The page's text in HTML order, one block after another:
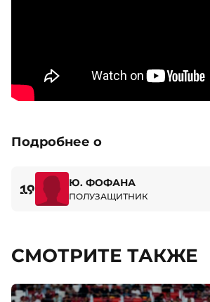
Подробнее о
19 Ю. ФОФАНА
ПОЛУЗАЩИТНИК
СМОТРИТЕ ТАКЖЕ